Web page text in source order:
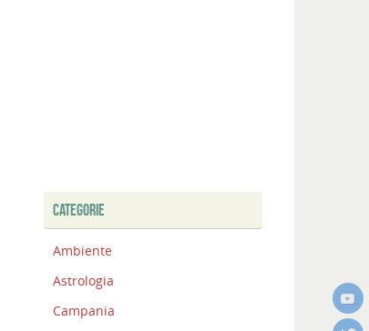
CATEGORIE
Ambiente
Astrologia
Campania